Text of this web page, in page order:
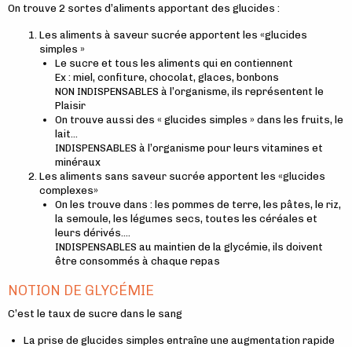
On trouve 2 sortes d’aliments apportant des glucides :
Les aliments à saveur sucrée apportent les «glucides
simples »
Le sucre et tous les aliments qui en contiennent
Ex : miel, confiture, chocolat, glaces, bonbons
NON INDISPENSABLES à l’organisme, ils représentent le
Plaisir
On trouve aussi des « glucides simples » dans les fruits, le
lait…
INDISPENSABLES à l’organisme pour leurs vitamines et
minéraux
Les aliments sans saveur sucrée apportent les «glucides
complexes»
On les trouve dans : les pommes de terre, les pâtes, le riz,
la semoule, les légumes secs, toutes les céréales et
leurs dérivés….
INDISPENSABLES au maintien de la glycémie, ils doivent
être consommés à chaque repas
NOTION DE GLYCÉMIE
C’est le taux de sucre dans le sang
La prise de glucides simples entraîne une augmentation rapide